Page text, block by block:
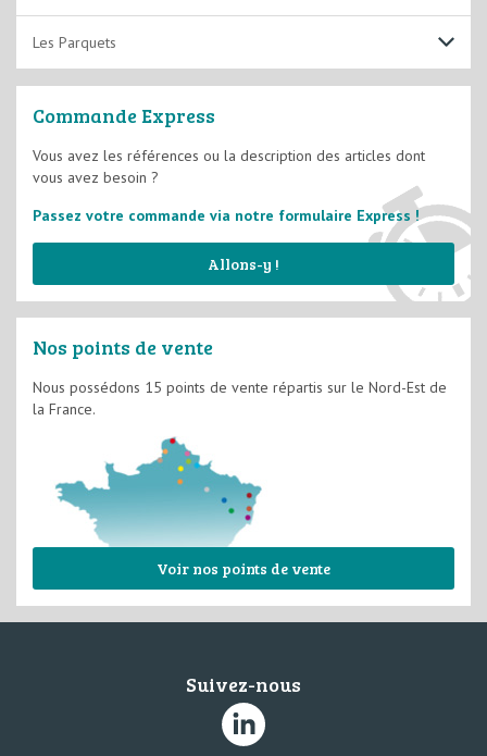
7 mm
Les Parquets
Contrecollé
Commande Express
Vous avez les références ou la description des articles dont
vous avez besoin ?
Passez votre commande via notre formulaire Express !
Allons-y !
Nos points de vente
Nous possédons 15 points de vente répartis sur le Nord-Est de
la France.
Voir nos points de vente
Suivez-nous